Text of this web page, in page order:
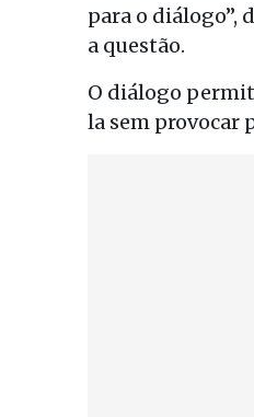
para o diálogo”,
a questão.
O diálogo
la sem provocar